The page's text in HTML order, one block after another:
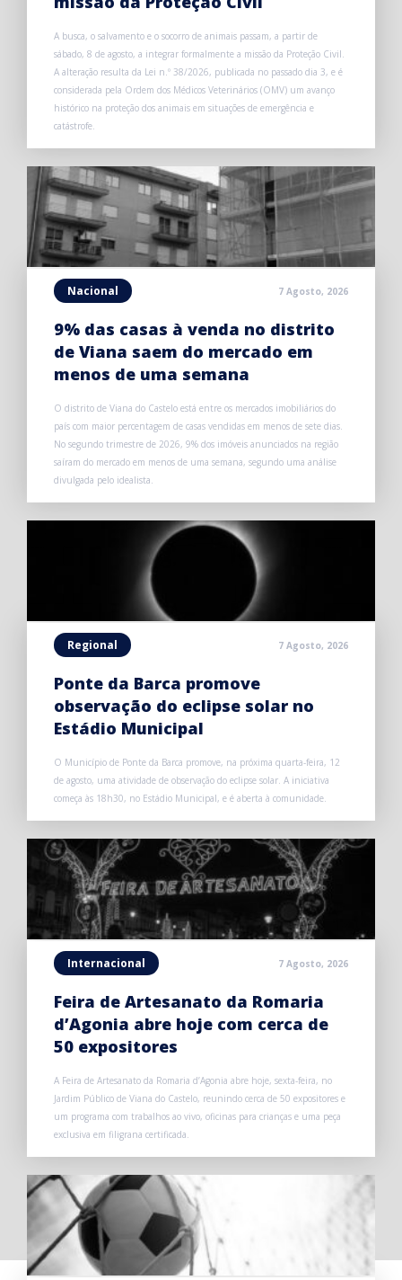
A busca, o salvamento e o socorro de animais passam, a partir de
sábado, 8 de agosto, a integrar formalmente a missão da Proteção Civil.
A alteração resulta da Lei n.º 38/2026, publicada no passado dia 3, e é
considerada pela Ordem dos Médicos Veterinários (OMV) um avanço
histórico na proteção dos animais em situações de emergência e
catástrofe.
Nacional 7 Agosto, 2026
9% das casas à venda no distrito
de Viana saem do mercado em
menos de uma semana
O distrito de Viana do Castelo está entre os mercados imobiliários do
país com maior percentagem de casas vendidas em menos de sete dias.
No segundo trimestre de 2026, 9% dos imóveis anunciados na região
saíram do mercado em menos de uma semana, segundo uma análise
divulgada pelo idealista.
Regional 7 Agosto, 2026
Ponte da Barca promove
observação do eclipse solar no
Estádio Municipal
O Município de Ponte da Barca promove, na próxima quarta-feira, 12
de agosto, uma atividade de observação do eclipse solar. A iniciativa
começa às 18h30, no Estádio Municipal, e é aberta à comunidade.
Internacional 7 Agosto, 2026
Feira de Artesanato da Romaria
d’Agonia abre hoje com cerca de
50 expositores
A Feira de Artesanato da Romaria d’Agonia abre hoje, sexta-feira, no
Jardim Público de Viana do Castelo, reunindo cerca de 50 expositores e
um programa com trabalhos ao vivo, oficinas para crianças e uma peça
exclusiva em filigrana certificada.